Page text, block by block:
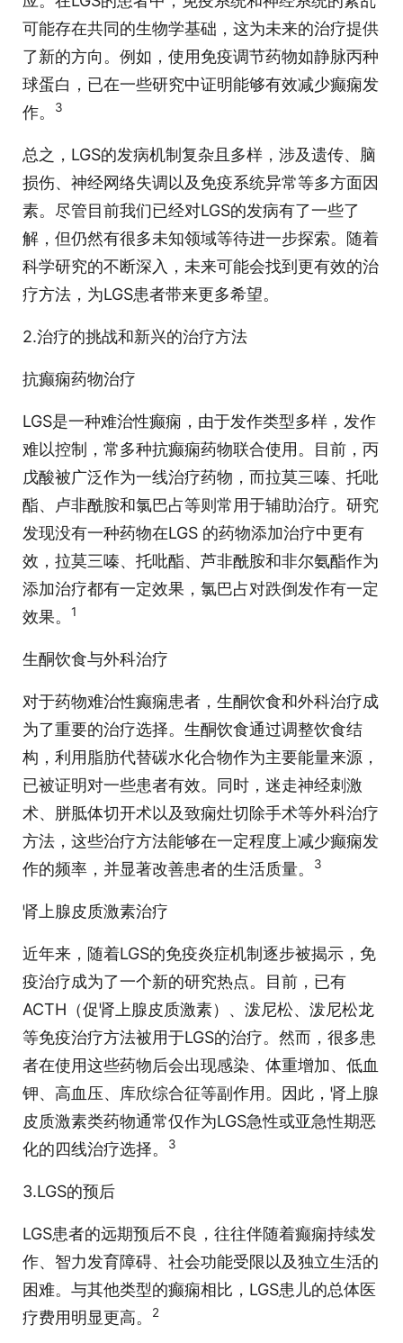
可能存在共同的生物学基础，这为未来的治疗提供
了新的方向。例如，使用免疫调节药物如静脉丙种
球蛋白，已在一些研究中证明能够有效减少癫痫发
作。
3
总之，LGS的发病机制复杂且多样，涉及遗传、脑
损伤、神经网络失调以及免疫系统异常等多方面因
素。尽管目前我们已经对LGS的发病有了一些了
解，但仍然有很多未知领域等待进一步探索。随着
科学研究的不断深入，未来可能会找到更有效的治
疗方法，为LGS患者带来更多希望。
2.治疗的挑战和新兴的治疗方法
抗癫痫药物治疗
LGS是一种难治性癫痫，由于发作类型多样，发作
难以控制，常多种抗癫痫药物联合使用。目前，丙
戊酸被广泛作为一线治疗药物，而拉莫三嗪、托吡
酯、卢非酰胺和氯巴占等则常用于辅助治疗。研究
发现没有一种药物在LGS 的药物添加治疗中更有
效，拉莫三嗪、托吡酯、芦非酰胺和非尔氨酯作为
添加治疗都有一定效果，氯巴占对跌倒发作有一定
效果。
1
生酮饮食与外科治疗
对于药物难治性癫痫患者，生酮饮食和外科治疗成
为了重要的治疗选择。生酮饮食通过调整饮食结
构，利用脂肪代替碳水化合物作为主要能量来源，
已被证明对一些患者有效。同时，迷走神经刺激
术、胼胝体切开术以及致痫灶切除手术等外科治疗
方法，这些治疗方法能够在一定程度上减少癫痫发
作的频率，并显著改善患者的生活质量。
3
肾上腺皮质激素治疗
近年来，随着LGS的免疫炎症机制逐步被揭示，免
疫治疗成为了一个新的研究热点。目前，已有
ACTH（促肾上腺皮质激素）、泼尼松、泼尼松龙
等免疫治疗方法被用于LGS的治疗。然而，很多患
者在使用这些药物后会出现感染、体重增加、低血
钾、高血压、库欣综合征等副作用。因此，肾上腺
皮质激素类药物通常仅作为LGS急性或亚急性期恶
化的四线治疗选择。
3
3.LGS的预后
LGS患者的远期预后不良，往往伴随着癫痫持续发
作、智力发育障碍、社会功能受限以及独立生活的
困难。与其他类型的癫痫相比，LGS患儿的总体医
疗费用明显更高。
2